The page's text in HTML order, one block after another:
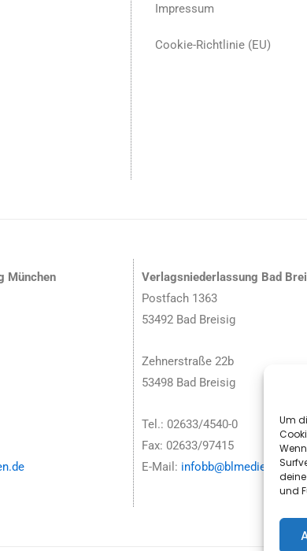
Um
und
Impressum
Cookie-Richtlinie (EU)
München
Verlagsniederlassung Bad
Postfach 1363
53492 Bad Breisig
Zehnerstraße 22b
53498 Bad Breisig
Tel.: 02633/4540-0
Fax: 02633/97415
E-Mail: infobb@blmedien.de